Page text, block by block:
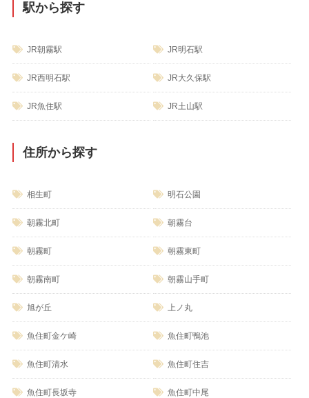
駅から探す
JR朝霧駅 JR明石駅
JR西明石駅 JR大久保駅
JR魚住駅 JR土山駅
住所から探す
相生町 明石公園
朝霧北町 朝霧台
朝霧町 朝霧東町
朝霧南町 朝霧山手町
旭が丘 上ノ丸
魚住町金ケ崎 魚住町鴨池
魚住町清水 魚住町住吉
魚住町長坂寺 魚住町中尾